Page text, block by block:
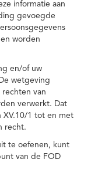
informatie aan
gevoegde
worden
en/of uw
wetgeving
van
verwerkt. Dat
XV.10/1 tot en met
recht.
te oefenen, kunt
van de FOD